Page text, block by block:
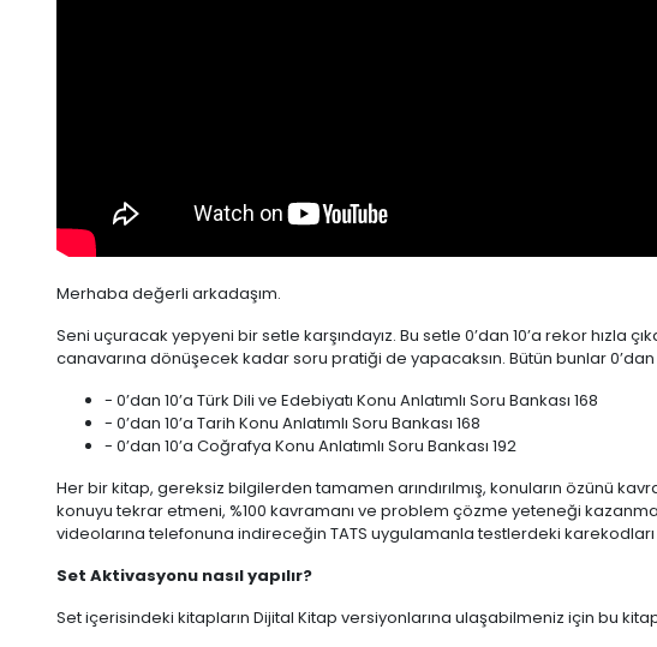
Merhaba değerli arkadaşım.
Seni uçuracak yepyeni bir setle karşındayız. Bu setle 0’dan 10’a rekor
canavarına dönüşecek kadar soru pratiği de yapacaksın. Bütün bunlar
- 0’dan 10’a Türk Dili ve Edebiyatı Konu Anlatımlı Soru Bankası 168
- 0’dan 10’a Tarih Konu Anlatımlı Soru Bankası 168
- 0’dan 10’a Coğrafya Konu Anlatımlı Soru Bankası 192
Her bir kitap, gereksiz bilgilerden tamamen arındırılmış, konuların özünü
konuyu tekrar etmeni, %100 kavramanı ve problem çözme yeteneği
videolarına telefonuna indireceğin TATS uygulamanla testlerdeki
Set Aktivasyonu nasıl yapılır?
Set içerisindeki kitapların Dijital Kitap versiyonlarına ulaşabilmeniz için bu